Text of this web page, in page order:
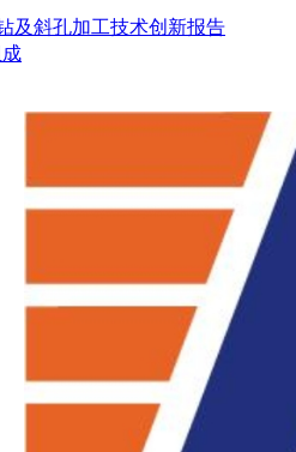
及斜孔加工技术创新报告